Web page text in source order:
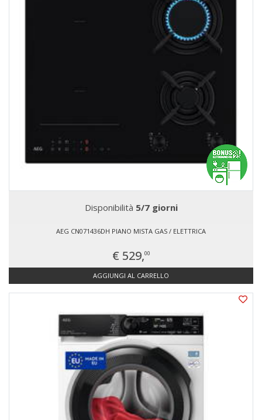
Disponibilità 5/7 giorni
AEG CN071436DH PIANO MISTA GAS / ELETTRICA
€ 529,00
AGGIUNGI AL CARRELLO